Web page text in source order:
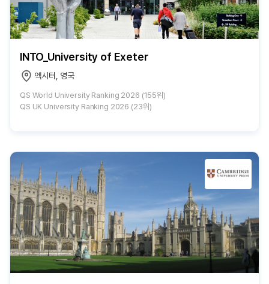
INTO_University of Exeter
엑시터, 영국
QS World University Ranking 2026 (155위)
QS UK University Ranking 2026 (23위)